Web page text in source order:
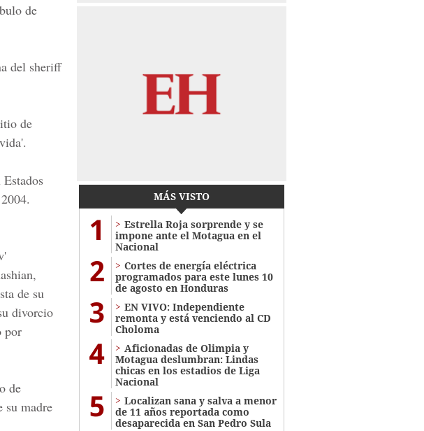
de
del sheriff
de
de su
divorcio
por
de
su madre
MÁS VISTO
1
Estrella Roja sorprende y se
impone ante el Motagua en el
Nacional
2
Cortes de energía eléctrica
programados para este lunes 10
de agosto en Honduras
3
EN VIVO: Independiente
remonta y está venciendo al CD
Choloma
4
Aficionadas de Olimpia y
Motagua deslumbran: Lindas
chicas en los estadios de Liga
Nacional
5
Localizan sana y salva a menor
de 11 años reportada como
desaparecida en San Pedro Sula